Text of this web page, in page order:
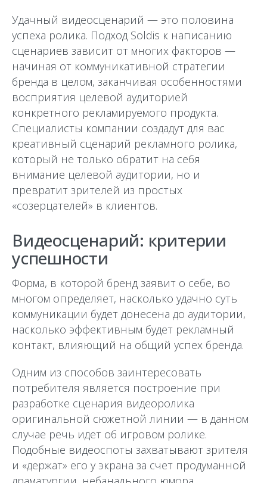
Удачный видеосценарий — это половина
успеха ролика. Подход Soldis к написанию
сценариев зависит от многих факторов —
начиная от коммуникативной стратегии
бренда в целом, заканчивая особенностями
восприятия целевой аудиторией
конкретного рекламируемого продукта.
Специалисты компании создадут для вас
креативный сценарий рекламного ролика,
который не только обратит на себя
внимание целевой аудитории, но и
превратит зрителей из простых
«созерцателей» в клиентов.
Видеосценарий: критерии
успешности
Форма, в которой бренд заявит о себе, во
многом определяет, насколько удачно суть
коммуникации будет донесена до аудитории,
насколько эффективным будет рекламный
контакт, влияющий на общий успех бренда.
Одним из способов заинтересовать
потребителя является построение при
разработке сценария видеоролика
оригинальной сюжетной линии — в данном
случае речь идет об игровом ролике.
Подобные видеоспоты захватывают зрителя
и «держат» его у экрана за счет продуманной